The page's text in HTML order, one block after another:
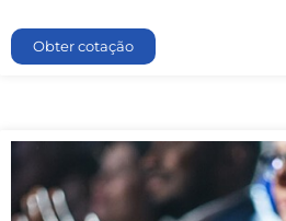
Obter cotação